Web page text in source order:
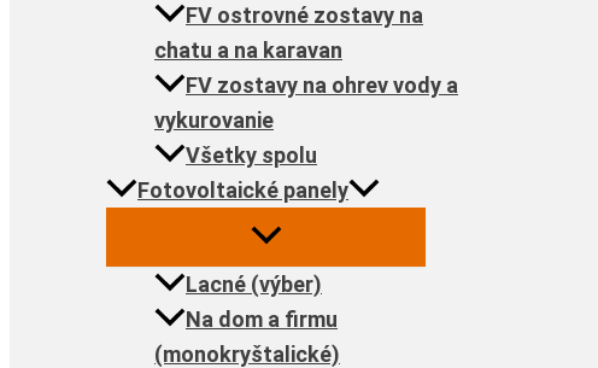
FV ostrovné zostavy na
chatu a na karavan
FV zostavy na ohrev vody a
vykurovanie
Všetky spolu
Fotovoltaické panely
Lacné (výber)
Na dom a firmu
(monokryštalické)